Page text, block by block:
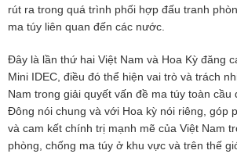
rút ra trong quá trình phối hợp đấu tranh
ma túy liên quan đến các nước.
Đây là lần thứ hai Việt Nam và Hoa Kỳ đăng
Mini IDEC, điều đó thể hiện vai trò và trách
Nam trong giải quyết vấn đề ma túy toàn cầu
Đông nói chung và với Hoa kỳ nói riêng, góp
và cam kết chính trị mạnh mẽ của Việt Nam
phòng, chống ma túy ở khu vực và trên thế